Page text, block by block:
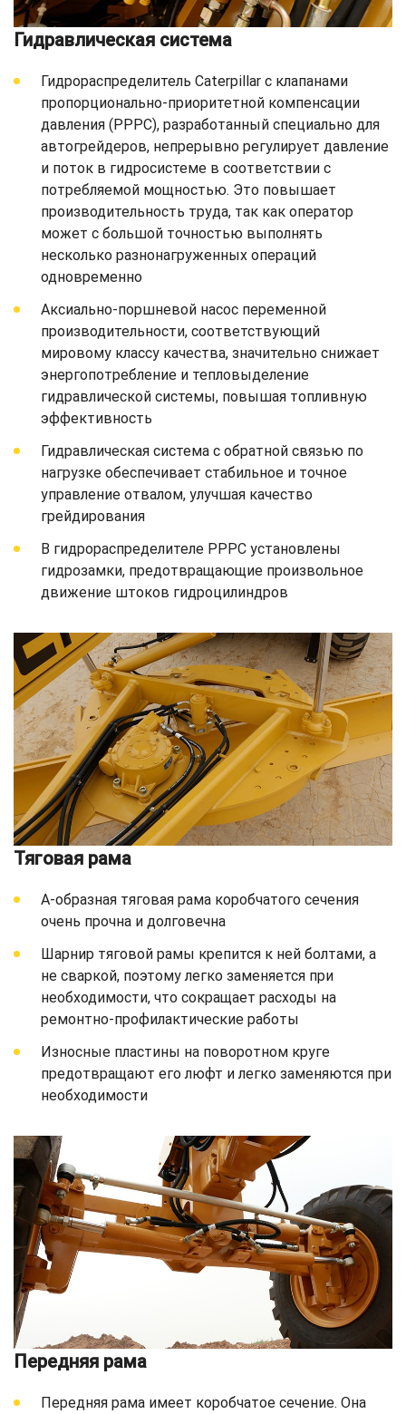
Гидравлическая система
Гидрораспределитель Caterpillar с клапанами
пропорционально-приоритетной компенсации
давления (PPPC), разработанный специально для
автогрейдеров, непрерывно регулирует давление
и поток в гидросистеме в соответствии с
потребляемой мощностью. Это повышает
производительность труда, так как оператор
может с большой точностью выполнять
несколько разнонагруженных операций
одновременно
Аксиально-поршневой насос переменной
производительности, соответствующий
мировому классу качества, значительно снижает
энергопотребление и тепловыделение
гидравлической системы, повышая топливную
эффективность
Гидравлическая система с обратной связью по
нагрузке обеспечивает стабильное и точное
управление отвалом, улучшая качество
грейдирования
В гидрораспределителе PPPC установлены
гидрозамки, предотвращающие произвольное
движение штоков гидроцилиндров
Тяговая рама
A-образная тяговая рама коробчатого сечения
очень прочна и долговечна
Шарнир тяговой рамы крепится к ней болтами, а
не сваркой, поэтому легко заменяется при
необходимости, что сокращает расходы на
ремонтно-профилактические работы
Износные пластины на поворотном круге
предотвращают его люфт и легко заменяются при
необходимости
Передняя рама
Передняя рама имеет коробчатое сечение. Она